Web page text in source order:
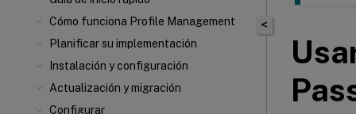
Cómo funciona Profile Management
Planificar su implementación
Instalación y configuración
Actualización y migración
Configurar
<